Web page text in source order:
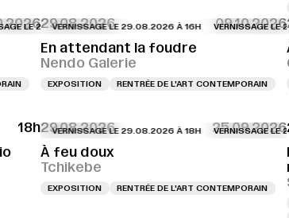
LE 29.08.2026 À 15H VERNISSAGE LE 29.08.2026 À 15H
29.08.2026 09.10.2026
VERNISSAGE LE 29.08.2026 À 16H VERNISSAGE LE
En attendant la foudre
Nendo Galerie
EXPOSITION RENTRÉE DE L'ART CONTEMPORAIN
18h29.08.2026 25.09.2026
VERNISSAGE LE 29.08.2026 À 18H VERNISSAGE LE
À feu doux
Tchikebe
EXPOSITION RENTRÉE DE L'ART CONTEMPORAIN